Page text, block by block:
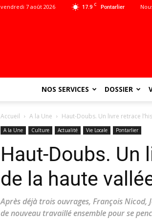
17.9 C Pontarlier
vendredi 7 août 2026
NOS SERVICES DOSSIER
Accueil A la Une Haut-Doubs. Un livre retrace
A la Une Culture Actualité Vie Locale Pontarlier
Haut-Doubs. Un
de la haute
Après déjà trois ouvrages, François Nicod,
de nouveau travaillé ensemble pour se